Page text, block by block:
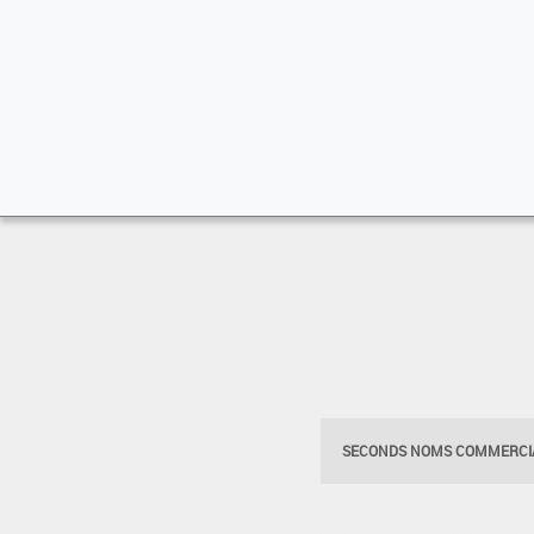
SECONDS NOMS